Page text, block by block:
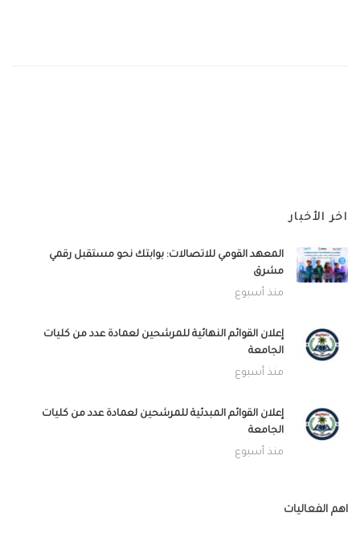
اخر الأخبار
المعهد القومي للاتصالات: بوابتك نحو مستقبل رقمي
مشرق
منذ أسبوع
إعلان القوائم النهائية للمرشحين لعمادة عدد من كليات
الجامعة
منذ أسبوع
إعلان القوائم المبدئية للمرشحين لعمادة عدد من كليات
الجامعة
منذ أسبوع
اهم الفعاليات